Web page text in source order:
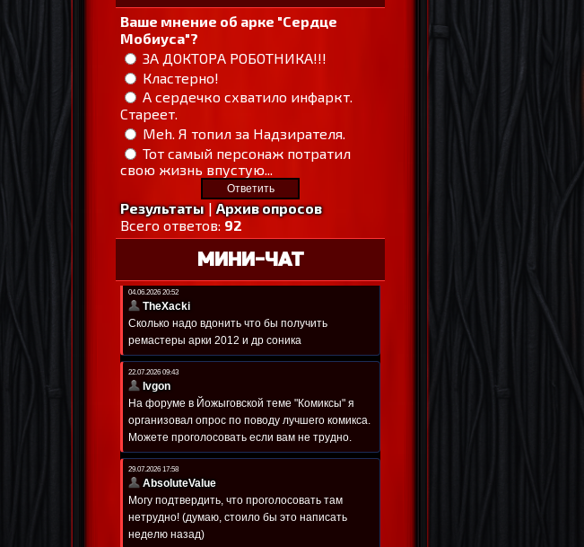
Ваше мнение об арке "Сердце
Мобиуса"?
ЗА ДОКТОРА РОБОТНИКА!!!
Кластерно!
А сердечко схватило инфаркт.
Стареет.
Meh. Я топил за Надзирателя.
Тот самый персонаж потратил
свою жизнь впустую...
Результаты|Архив опросов
Всего ответов: 92
МИНИ-ЧАТ